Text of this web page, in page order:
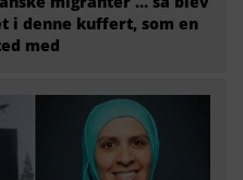
i denne kuffert, som en
med